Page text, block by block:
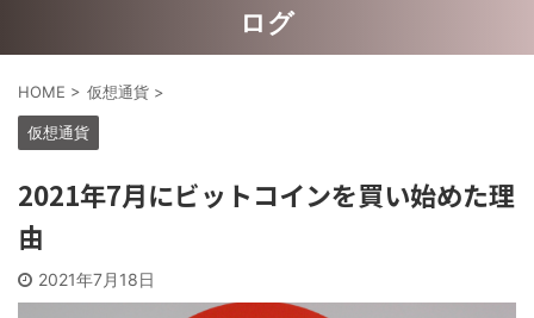
ログ
HOME > 仮想通貨 >
仮想通貨
2021年7月にビットコインを買い始めた理
由
2021年7月18日